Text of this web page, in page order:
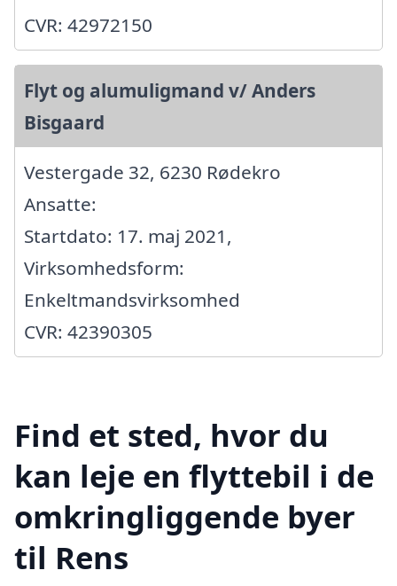
CVR: 42972150
Flyt og alumuligmand v/ Anders
Bisgaard
Vestergade 32, 6230 Rødekro
Ansatte:
Startdato: 17. maj 2021,
Virksomhedsform:
Enkeltmandsvirksomhed
CVR: 42390305
Find et sted, hvor du
kan leje en flyttebil i de
omkringliggende byer
til Rens